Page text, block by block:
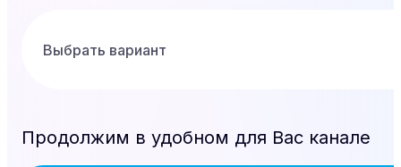
Продолжим в удобном для Вас канале